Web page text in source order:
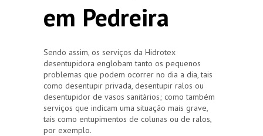
em Pedreira
Sendo assim, os serviços da Hidrotex
desentupidora englobam tanto os pequenos
problemas que podem ocorrer no dia a dia, tais
como desentupir privada, desentupir ralos ou
desentupidor de vasos sanitários; como também
serviços que indicam uma situação mais grave,
tais como entupimentos de colunas ou de ralos,
por exemplo.